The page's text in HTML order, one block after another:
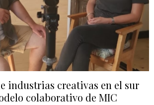
industrias creativas en el sur
colaborativo de MIC